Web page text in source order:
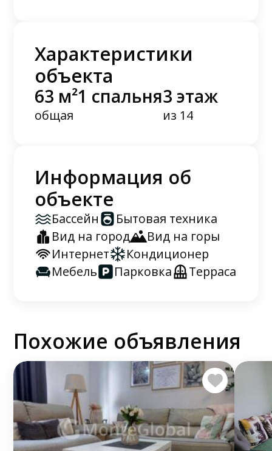
Характеристики
объекта
63 м²
общая
1 спальня3 этаж
из 14
Информация об
объекте
Бассейн
Бытовая техника
Вид на город
Вид на горы
Интернет
Кондиционер
Мебель
Парковка Терраса
Похожие объявления